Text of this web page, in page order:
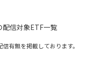
配信対象ETF一覧
有無を掲載しております。